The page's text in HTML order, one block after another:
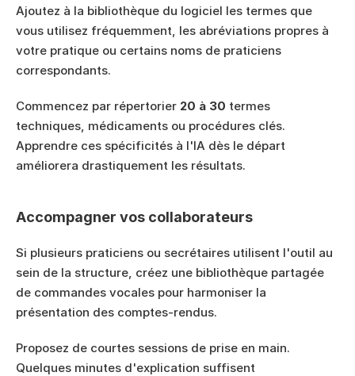
Ajoutez à la bibliothèque du logiciel les termes que
vous utilisez fréquemment, les abréviations propres à
votre pratique ou certains noms de praticiens
correspondants.
Commencez par répertorier 20 à 30 termes
techniques, médicaments ou procédures clés.
Apprendre ces spécificités à l'IA dès le départ
améliorera drastiquement les résultats.
Accompagner vos collaborateurs
Si plusieurs praticiens ou secrétaires utilisent l'outil au
sein de la structure, créez une bibliothèque partagée
de commandes vocales pour harmoniser la
présentation des comptes-rendus.
Proposez de courtes sessions de prise en main.
Quelques minutes d'explication suffisent